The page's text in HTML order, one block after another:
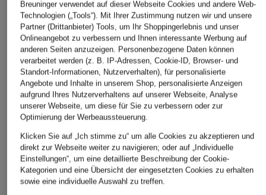
Breuninger verwendet auf dieser Webseite Cookies und andere Web-
Technologien („Tools“). Mit Ihrer Zustimmung nutzen wir und unsere
Partner (Drittanbieter) Tools, um Ihr Shoppingerlebnis und unser
Onlineangebot zu verbessern und Ihnen interessante Werbung auf
anderen Seiten anzuzeigen. Personenbezogene Daten können
verarbeitet werden (z. B. IP-Adressen, Cookie-ID, Browser- und
Standort-Informationen, Nutzerverhalten), für personalisierte
Angebote und Inhalte in unserem Shop, personalisierte Anzeigen
aufgrund Ihres Nutzerverhaltens auf unserer Webseite, Analyse
unserer Webseite, um diese für Sie zu verbessern oder zur
Optimierung der Werbeaussteuerung.
Klicken Sie auf „Ich stimme zu“ um alle Cookies zu akzeptieren und
direkt zur Webseite weiter zu navigieren; oder auf „Individuelle
Einstellungen“, um eine detaillierte Beschreibung der Cookie-
Kategorien und eine Übersicht der eingesetzten Cookies zu erhalten
sowie eine individuelle Auswahl zu treffen.